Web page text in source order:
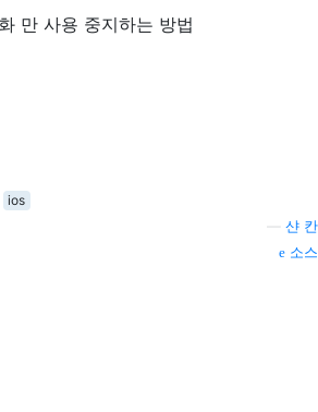
만 사용 중지하는 방법
ios
샨 칸
소스